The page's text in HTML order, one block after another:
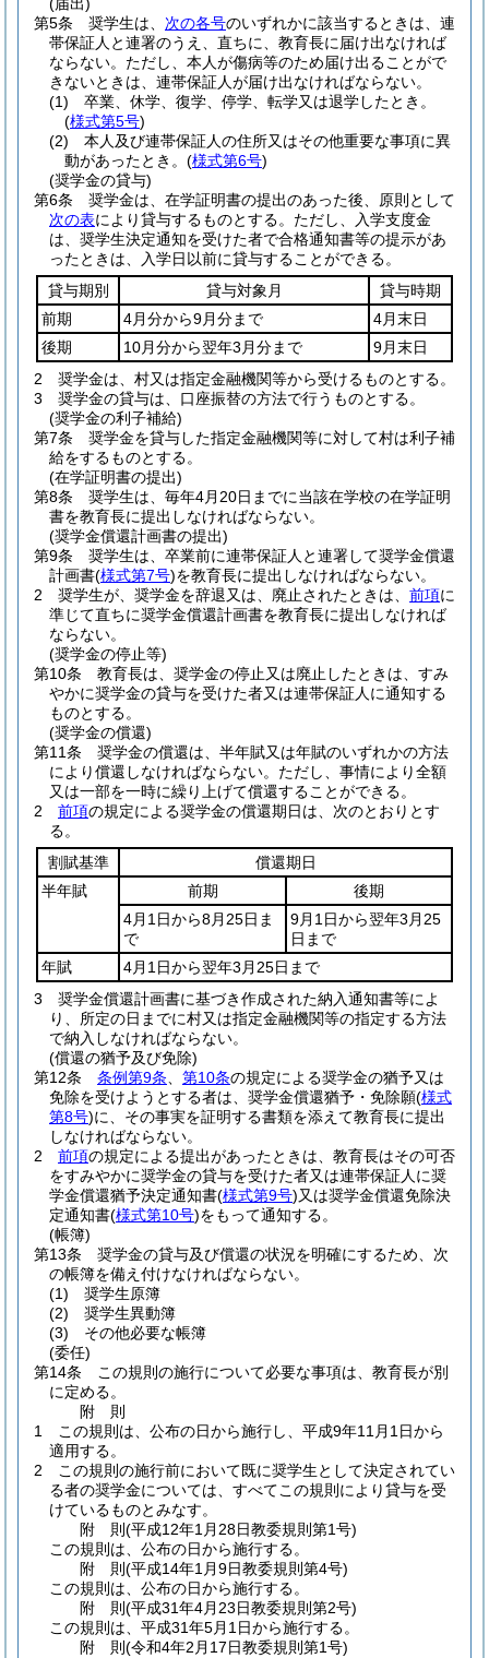
第5条
奨学生は、 次の各号のいずれかに該当するときは、連
帯保証人と連署のうえ、直ちに、教育長に届け出なければ
ならない。 ただし、本人が傷病等のため届け出ることがで
きないときは、連帯保証人が届け出なければならない。
(1)
卒業、休学、復学、停学、転学又は退学したとき。
(様式第5号)
(2)
本人及び連帯保証人の住所又はその他重要な事項に異
動があったとき。 (様式第6号)
(奨学金の貸与)
第6条
奨学金は、在学証明書の提出のあった後、原則として
次の表により貸与するものとする。 ただし、入学支度金
は、奨学生決定通知を受けた者で合格通知書等の提示があ
ったときは、入学日以前に貸与することができる。
貸与期別
貸与対象月
貸与時期
前期
4月分から9月分まで
4月末日
後期
10月分から翌年3月分まで
9月末日
2
奨学金は、村又は指定金融機関等から受けるものとする。
3
奨学金の貸与は、口座振替の方法で行うものとする。
(奨学金の利子補給)
第7条
奨学金を貸与した指定金融機関等に対して村は利子補
給をするものとする。
(在学証明書の提出)
第8条
奨学生は、毎年4月20日までに当該在学校の在学証明
書を教育長に提出しなければならない。
(奨学金償還計画書の提出)
第9条
奨学生は、卒業前に連帯保証人と連署して奨学金償還
計画書(様式第7号)を教育長に提出しなければならない。
2
奨学生が、奨学金を辞退又は、廃止されたときは、 前項に
準じて直ちに奨学金償還計画書を教育長に提出しなければ
ならない。
(奨学金の停止等)
第10条
教育長は、奨学金の停止又は廃止したときは、すみ
やかに奨学金の貸与を受けた者又は連帯保証人に通知する
ものとする。
(奨学金の償還)
第11条
奨学金の償還は、半年賦又は年賦のいずれかの方法
により償還しなければならない。 ただし、事情により全額
又は一部を一時に繰り上げて償還することができる。
2
前項の規定による奨学金の償還期日は、次のとおりとす
る。
割賦基準
償還期日
半年賦
前期
後期
4月1日から8月25日ま
で
9月1日から翌年3月25
日まで
年賦
4月1日から翌年3月25日まで
3
奨学金償還計画書に基づき作成された納入通知書等によ
り、所定の日までに村又は指定金融機関等の指定する方法
で納入しなければならない。
(償還の猶予及び免除)
第12条
条例第9条 第10条の規定による奨学金の猶予又は
免除を受けようとする者は、奨学金償還猶予・免除願(様式
第8号)に、その事実を証明する書類を添えて教育長に提出
しなければならない。
2
前項の規定による提出があったときは、教育長はその可否
をすみやかに奨学金の貸与を受けた者又は連帯保証人に奨
学金償還猶予決定通知書(様式第9号)又は奨学金償還免除決
定通知書(様式第10号)をもって通知する。
(帳簿)
第13条
奨学金の貸与及び償還の状況を明確にするため、次
の帳簿を備え付けなければならない。
(1)
奨学生原簿
(2)
奨学生異動簿
(3)
その他必要な帳簿
(委任)
第14条
この規則の施行について必要な事項は、教育長が別
に定める。
附 則
1
この規則は、公布の日から施行し、平成9年11月1日から
適用する。
2
この規則の施行前において既に奨学生として決定されてい
る者の奨学金については、すべてこの規則により貸与を受
けているものとみなす。
附 則(平成12年1月28日教委規則第1号)
この規則は、公布の日から施行する。
附 則(平成14年1月9日教委規則第4号)
この規則は、公布の日から施行する。
附 則(平成31年4月23日教委規則第2号)
この規則は、平成31年5月1日から施行する。
附 則(令和4年2月17日教委規則第1号)